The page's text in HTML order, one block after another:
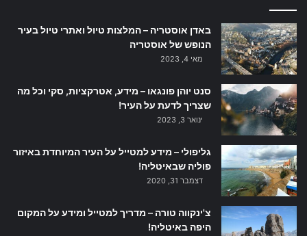
באדן אוסטריה – המלצות טיול ואתרי טיול בעיר
הנופש של אוסטריה
מאי 4, 2023
סנט יוהן פונגאו – מידע, אטרקציות, סקי וכל מה
שצריך לדעת על העיר!
ינואר 3, 2023
גליפולי – מידע למטייל על העיר המיוחדת באיזור
פוליה שבאיטליה!
דצמבר 31, 2020
צ'ינקווה טורה – מדריך למטייל ומידע על המקום
היפה באיטליה!